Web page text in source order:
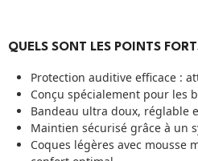
QUELS SONT LES POINTS
Protection auditive efficace :
Conçu spécialement pour les
Bandeau ultra doux, réglable
Maintien sécurisé grâce à un
Coques légères avec mousse